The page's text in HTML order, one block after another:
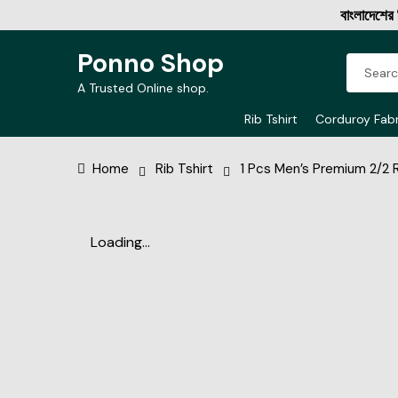
বাংলাদেশের
Ponno Shop
A Trusted Online shop.
Rib Tshirt Corduroy
Home Rib Tshirt 1 Pcs Men’s Premium 2/
Loading...